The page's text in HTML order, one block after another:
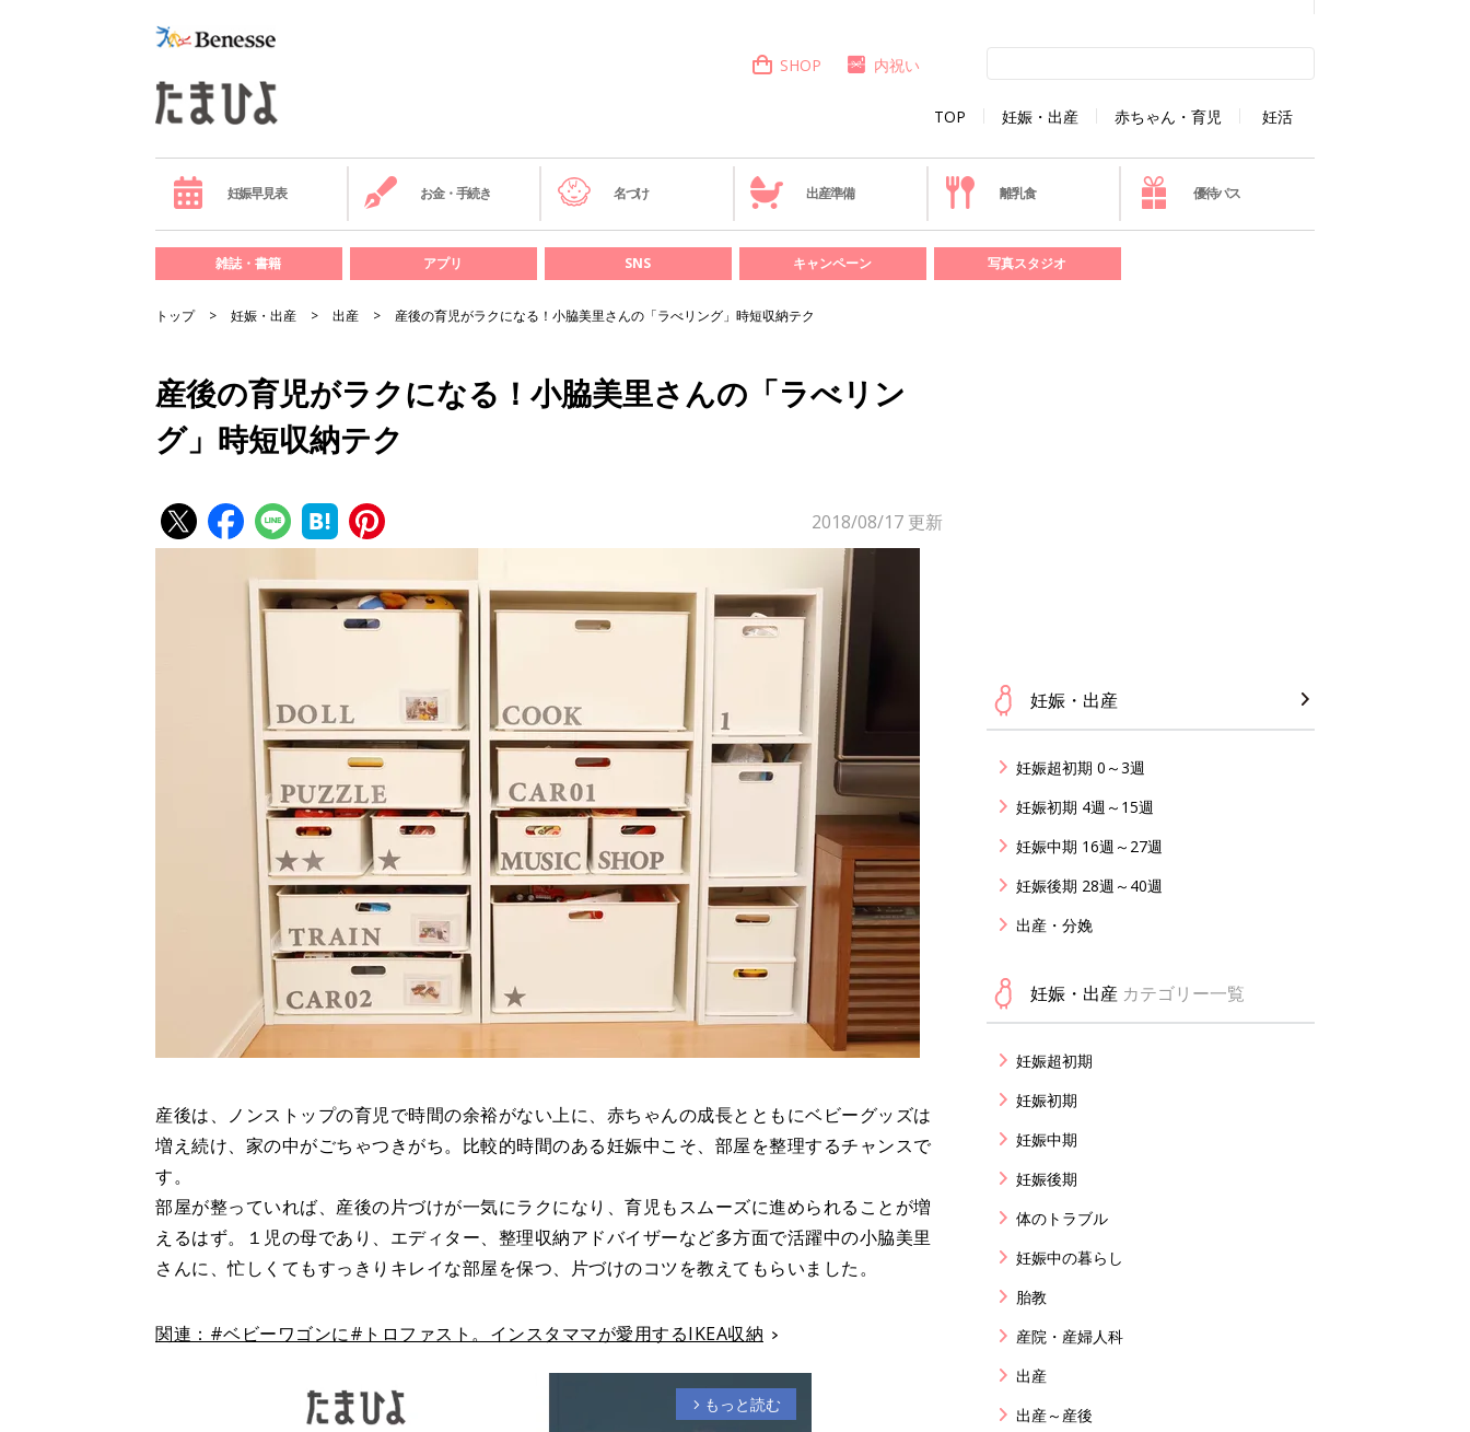
TOP 妊娠・出産 赤ちゃん・育児 妊活
SHOP 内祝い
妊娠早見表 お金・手続き 名づけ 出産準備 離乳食 優待パス
雑誌・書籍 アプリ SNS キャンペーン 写真スタジオ
トップ 妊娠・出産 出産 産後の育児がラクになる！小脇美里さんの「ラべリング」時短収納テク
産後の育児がラクになる！小脇美里さんの「ラべリン
グ」時短収納テク
2018/08/17 更新
産後は、ノンストップの育児で時間の余裕がない上に、赤ちゃんの成長とともにベビーグッズは
増え続け、家の中がごちゃつきがち。比較的時間のある妊娠中こそ、部屋を整理するチャンスで
す。
部屋が整っていれば、産後の片づけが一気にラクになり、育児もスムーズに進められることが増
えるはず。１児の母であり、エディター、整理収納アドバイザーなど多方面で活躍中の小脇美里
さんに、忙しくてもすっきりキレイな部屋を保つ、片づけのコツを教えてもらいました。
関連：#ベビーワゴンに#トロファスト。インスタママが愛用するIKEA収納
arrow_forward_ios もっと読む
妊娠・出産
妊娠超初期 0～3週
妊娠初期 4週～15週
妊娠中期 16週～27週
妊娠後期 28週～40週
出産・分娩
妊娠・出産 カテゴリー一覧
妊娠超初期
妊娠初期
妊娠中期
妊娠後期
体のトラブル
妊娠中の暮らし
胎教
産院・産婦人科
出産
出産～産後